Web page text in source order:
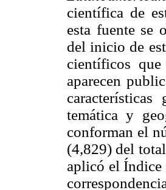
científica de
esta fuente se
del inicio de
científicos
aparecen
temática y
conforman el
(4,829) del
aplicó el Índice